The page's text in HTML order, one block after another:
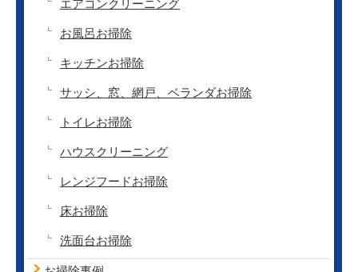
エアコンクリーニング
お風呂お掃除
キッチンお掃除
サッシ、窓、網戸、ベランダお掃除
トイレお掃除
ハウスクリーニング
レンジフードお掃除
床お掃除
洗面台お掃除